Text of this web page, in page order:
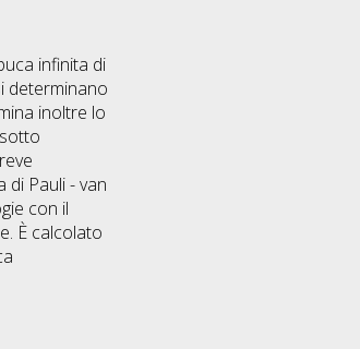
infinita di
determinano
inoltre lo
Pauli - van
con il
È calcolato